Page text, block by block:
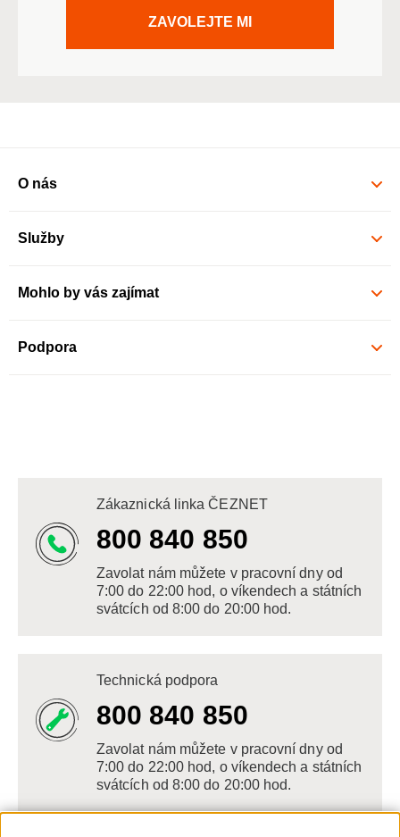
ZAVOLEJTE MI
O nás
Služby
Mohlo by vás zajímat
Podpora
Zákaznická linka ČEZNET
800 840 850
Zavolat nám můžete v pracovní dny od
7:00 do 22:00 hod, o víkendech a státních
svátcích od 8:00 do 20:00 hod.
Technická podpora
800 840 850
Zavolat nám můžete v pracovní dny od
7:00 do 22:00 hod, o víkendech a státních
svátcích od 8:00 do 20:00 hod.